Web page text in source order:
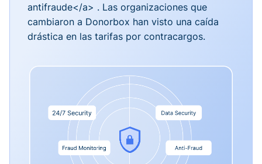
antifraude</a> . Las organizaciones que
cambiaron a Donorbox han visto una caída
drástica en las tarifas por contracargos.